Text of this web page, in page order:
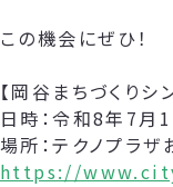
この機会にぜひ！
【岡谷まちづくりシ
日時：令和8年7月
場所：テクノプラ
https://